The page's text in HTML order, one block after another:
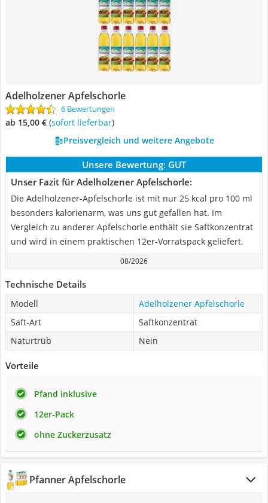
Adelholzener Apfelschorle
6 Bewertungen
ab 15,00 € ( Sofort lieferbar)
Preisvergleich und weitere Angebote
Unsere Bewertung: GUT
Unser Fazit für Adelholzener Apfelschorle:
Die Adelholzener-Apfelschorle ist mit nur 25 kcal pro 100 ml
besonders kalorienarm, was uns gut gefallen hat. Im
Vergleich zu anderer Apfelschorle enthält sie Saftkonzentrat
und wird in einem praktischen 12er-Vorratspack geliefert.
08/2026
Technische Details
Modell
Adelholzener Apfelschorle
Saft-Art
Saftkonzentrat
Naturtrüb
Nein
Vorteile
Pfand inklusive
12er-Pack
ohne Zuckerzusatz
Pfanner Apfelschorle